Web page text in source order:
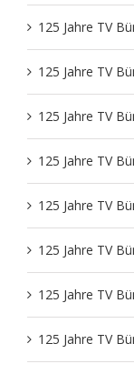
Volleyball
Partner,
125 Jahre TV
125 Jahre TV
125 Jahre TV
125 Jahre TV
125 Jahre TV
125 Jahre TV
125 Jahre TV
125 Jahre TV